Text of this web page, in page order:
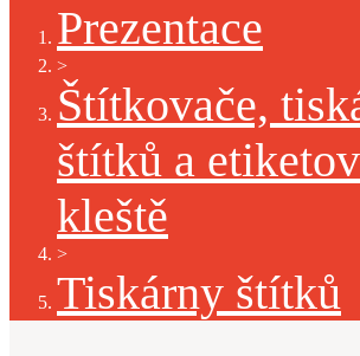
Prezentace
>
Štítkovače,
štítků a
kleště
>
Tiskárny štítků